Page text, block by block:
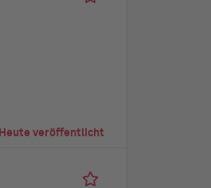
Heute veröffentlicht